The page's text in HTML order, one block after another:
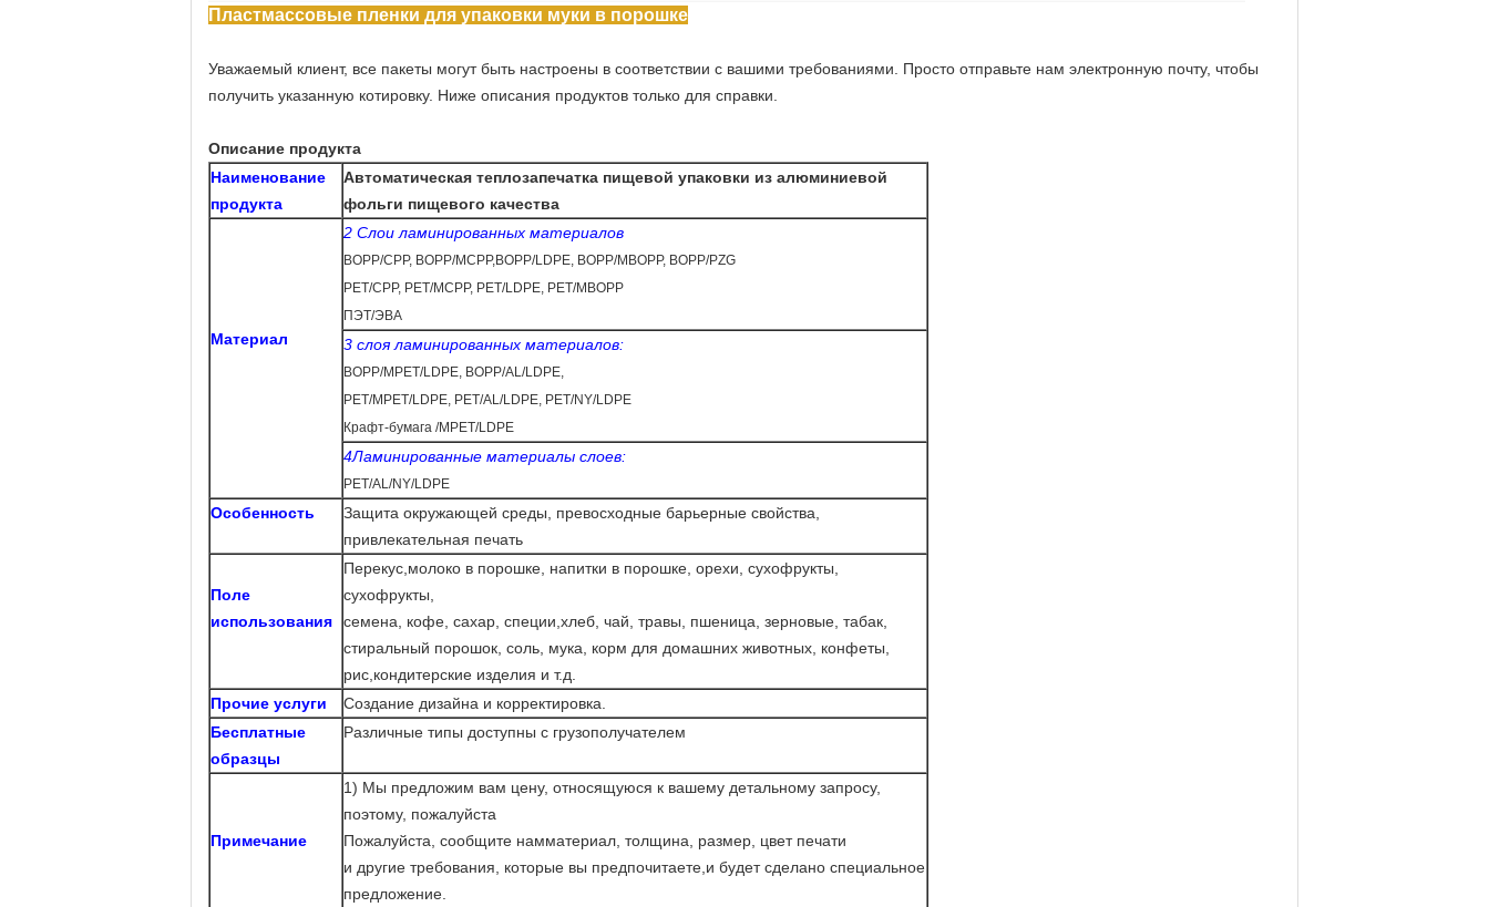
Пластмассовые пленки для упаковки муки в порошке
Уважаемый клиент, все пакеты могут быть настроены в соответствии с вашими требованиями. Просто отправьте нам электронную почту, чтобы
получить указанную котировку. Ниже описания продуктов только для справки.
Описание продукта
Наименование
продукта
Автоматическая теплозапечатка пищевой упаковки из алюминиевой
фольги пищевого качества
Материал
2 Слои ламинированных материалов
BOPP/CPP, BOPP/MCPP,BOPP/LDPE, BOPP/MBOPP, BOPP/PZG
PET/CPP, PET/MCPP, PET/LDPE, PET/MBOPP
ПЭТ/ЭВА
3 слоя ламинированных материалов:
BOPP/MPET/LDPE, BOPP/AL/LDPE,
PET/MPET/LDPE, PET/AL/LDPE, PET/NY/LDPE
Крафт-бумага /MPET/LDPE
4Ламинированные материалы слоев:
PET/AL/NY/LDPE
Особенность
Защита окружающей среды, превосходные барьерные свойства,
привлекательная печать
Поле
использования
Перекус молоко в порошке, напитки в порошке, орехи, сухофрукты,
сухофрукты,
семена, кофе, сахар, специи, хлеб, чай, травы, пшеница, зерновые, табак,
стиральный порошок, соль, мука, корм для домашних животных, конфеты,
рис, кондитерские изделия и т.д.
Прочие услуги
Создание дизайна и корректировка.
Бесплатные
образцы
Различные типы доступны с грузополучателем
Примечание
1) Мы предложим вам цену, относящуюся к вашему детальному запросу,
поэтому, пожалуйста
Пожалуйста, сообщите намматериал, толщина, размер, цвет печати
и другие требования, которые вы предпочитаете, и будет сделано специальное
предложение.